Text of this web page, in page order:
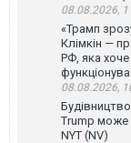
08.08.2026,
«Трамп
Клімкін —
РФ, яка
08.08.2026,
Trump
NYT (NV)